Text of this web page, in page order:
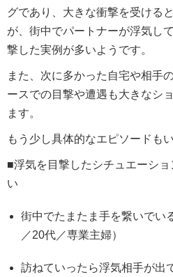
グであり、大きな衝撃を受ける
が、街中でパートナーが浮気し
撃した実例が多いようです。
また、次に多かった自宅や相手
ースでの目撃や遭遇も大きなシ
ます。
もう少し具体的なエピソードも
■浮気を目撃したシチュエーシ
い
街中でたまたま手を繋いでい
／20代／専業主婦）
訪ねていったら浮気相手が出